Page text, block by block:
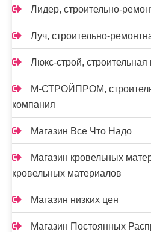
Лидер, строительно-
Луч, строительно-
Люкс-строй, строительная
М-СТРОЙПРОМ,
компания
Магазин Все Что Надо
Магазин кровельных
кровельных материалов
Магазин низких цен
Магазин Постоянных